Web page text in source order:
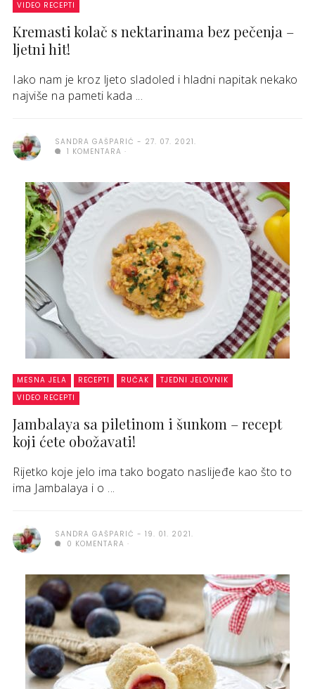
VIDEO RECEPTI
Kremasti kolač s nektarinama bez pečenja –
ljetni hit!
Iako nam je kroz ljeto sladoled i hladni napitak nekako
najviše na pameti kada ...
SANDRA GAŠPARIĆ
27. 07. 2021.
1 KOMENTARA
MESNA JELA RECEPTI RUČAK
TJEDNI JELOVNIK
VIDEO RECEPTI
Jambalaya sa piletinom i šunkom – recept
koji ćete obožavati!
Rijetko koje jelo ima tako bogato naslijeđe kao što to
ima Jambalaya i o ...
SANDRA GAŠPARIĆ
19. 01. 2021.
0 KOMENTARA